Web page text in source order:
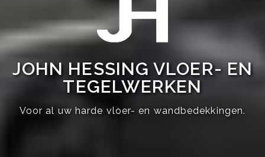
JOHN HESSING VLOER- EN
TEGELWERKEN
Voor al uw harde vloer- en wandbedekkingen.